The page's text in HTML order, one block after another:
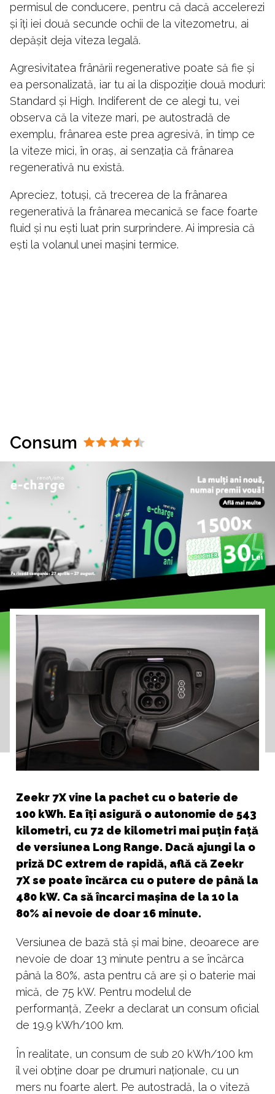
permisul de conducere, pentru că dacă accelerezi
și îți iei două secunde ochii de la vitezometru, ai
depășit deja viteza legală.
Agresivitatea frânării regenerative poate să fie și
ea personalizată, iar tu ai la dispoziție două moduri:
Standard și High. Indiferent de ce alegi tu, vei
observa că la viteze mari, pe autostradă de
exemplu, frânarea este prea agresivă, în timp ce
la viteze mici, în oraș, ai senzația că frânarea
regenerativă nu există.
Apreciez, totuși, că trecerea de la frânarea
regenerativă la frânarea mecanică se face foarte
fluid și nu ești luat prin surprindere. Ai impresia că
ești la volanul unei mașini termice.
Consum
Zeekr 7X vine la pachet cu o baterie de
100 kWh. Ea îți asigură o autonomie de 543
kilometri, cu 72 de kilometri mai puțin față
de versiunea Long Range. Dacă ajungi la o
priză DC extrem de rapidă, află că Zeekr
7X se poate încărca cu o putere de până la
480 kW. Ca să încarci mașina de la 10 la
80% ai nevoie de doar 16 minute.
Versiunea de bază stă și mai bine, deoarece are
nevoie de doar 13 minute pentru a se încărca
până la 80%, asta pentru că are și o baterie mai
mică, de 75 kW. Pentru modelul de
performanță, Zeekr a declarat un consum oficial
de 19.9 kWh/100 km.
În realitate, un consum de sub 20 kWh/100 km
îl vei obține doar pe drumuri naționale, cu un
mers nu foarte alert. Pe autostradă, la o viteză